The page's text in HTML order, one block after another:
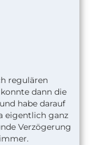
regulären
dann die
habe darauf
eigentlich ganz
Verzögerung